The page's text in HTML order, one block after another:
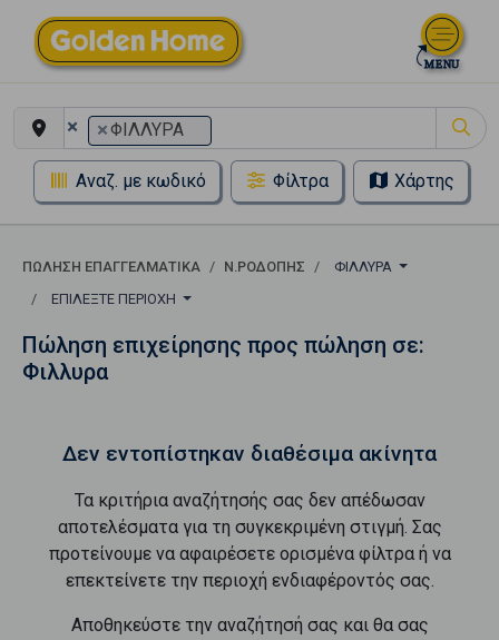
× ×ΦΙΛΛΥΡΑ
Αναζ. με κωδικό Φίλτρα Χάρτης
ΠΏΛΗΣΗ ΕΠΑΓΓΕΛΜΑΤΙΚΆ Ν.ΡΟΔΟΠΗΣ
ΦΙΛΛΥΡΑ
ΕΠΙΛΈΞΤΕ ΠΕΡΙΟΧΉ
Πώληση επιχείρησης προς πώληση σε:
Φιλλυρα
Δεν εντοπίστηκαν διαθέσιμα ακίνητα
Τα κριτήρια αναζήτησής σας δεν απέδωσαν
αποτελέσματα για τη συγκεκριμένη στιγμή. Σας
προτείνουμε να αφαιρέσετε ορισμένα φίλτρα ή να
επεκτείνετε την περιοχή ενδιαφέροντός σας.
Αποθηκεύστε την αναζήτησή σας και θα σας